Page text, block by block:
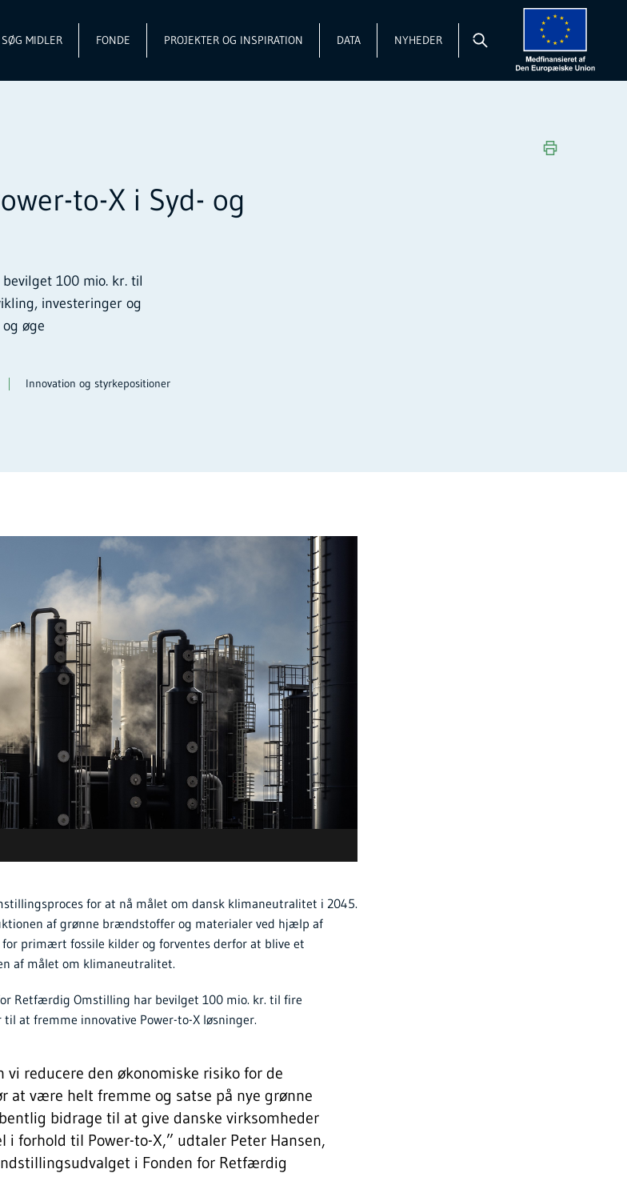
SØG MIDLER FONDE PROJEKTER OG INSPIRATION DATA NYHEDER
to-X i Syd- og
100 mio. kr. til
investeringer og
øge
Innovation og styrkepositioner
for at nå målet om dansk klimaneutralitet i 2045.
af grønne brændstoffer og materialer ved hjælp af
primært fossile kilder og forventes derfor at blive et
af målet om klimaneutralitet.
Retfærdig Omstilling har bevilget 100 mio. kr. til fire
at fremme innovative Power-to-X løsninger.
vi reducere den økonomiske risiko for de
at være helt fremme og satse på nye grønne
bidrage til at give danske virksomheder
i forhold til Power-to-X,” udtaler Peter Hansen,
i Fonden for Retfærdig